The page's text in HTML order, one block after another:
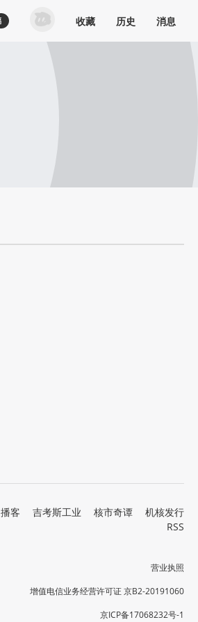
收藏 历史 消息
播客 吉考斯工业 核市奇谭
机核发行
RSS
营业执照
增值电信业务经营许可证 京B2-20191060
京ICP备17068232号-1